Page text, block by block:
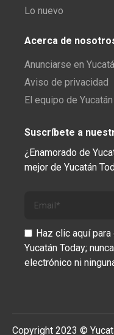
Lo nuevo
Acerca de
Anunciarse en
Aviso de privacidad
El equipo de
Suscríbete a
¿Enamorado de
mejor de Yucatán
Haz clic aquí
Yucatán Today;
electrónico ni
Copyright 2023 ©